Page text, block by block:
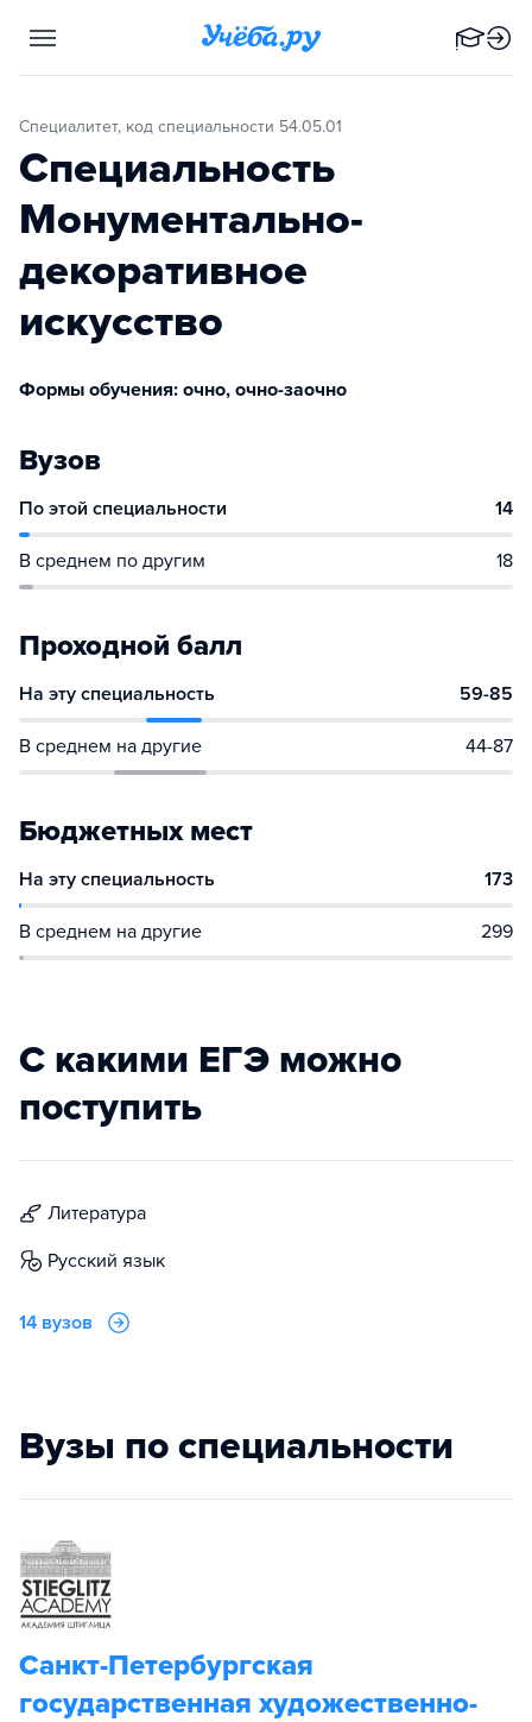
Специалитет, код специальности 54.05.01
Специальность
Монументально-
декоративное
искусство
Формы обучения: очно, очно-заочно
Вузов
По этой специальности 14
В среднем по другим 18
Проходной балл
На эту специальность 59-85
В среднем на другие 44-87
Бюджетных мест
На эту специальность 173
В среднем на другие 299
С какими ЕГЭ можно
поступить
литература
русский язык
14 вузов
Вузы по специальности
Санкт-Петербургская
государственная художественно-